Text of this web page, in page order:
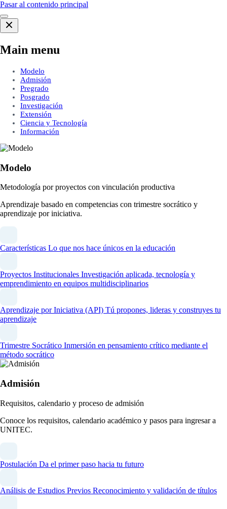
Pasar al contenido principal
Main menu
Modelo
Admisión
Pregrado
Posgrado
Investigación
Extensión
Ciencia y Tecnología
Información
Modelo
Metodología por proyectos con vinculación productiva
Aprendizaje basado en competencias con trimestre socrático y
aprendizaje por iniciativa.
Características Lo que nos hace únicos en la educación
Proyectos Institucionales Investigación aplicada, tecnología y
emprendimiento en equipos multidisciplinarios
Aprendizaje por Iniciativa (API) Tú propones, lideras y construyes tu
aprendizaje
Trimestre Socrático Inmersión en pensamiento crítico mediante el
método socrático
Admisión
Requisitos, calendario y proceso de admisión
Conoce los requisitos, calendario académico y pasos para ingresar a
UNITEC.
Postulación Da el primer paso hacia tu futuro
Análisis de Estudios Previos Reconocimiento y validación de títulos